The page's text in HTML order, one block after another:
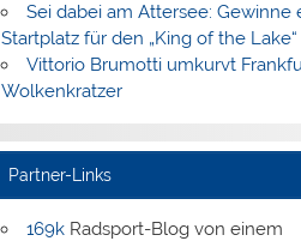
Sei dabei am Attersee: Gewinne
Startplatz für den „King of the Lake“
Vittorio Brumotti umkurvt
Wolkenkratzer
Partner-Links
169kRadsport-Blog von einem